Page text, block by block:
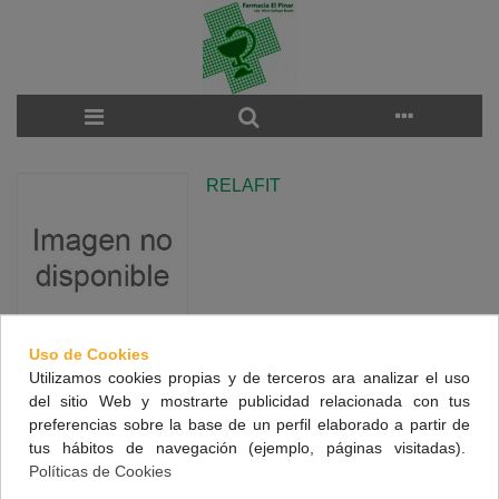
RELAFIT
There are no products on the category.
NUESTRA FARMACIA
Uso de Cookies
Utilizamos cookies propias y de terceros ara analizar el uso
del sitio Web y mostrarte publicidad relacionada con tus
preferencias sobre la base de un perfil elaborado a partir de
tus hábitos de navegación (ejemplo, páginas visitadas).
Políticas de Cookies